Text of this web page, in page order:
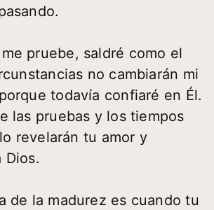
pruebe, saldré como el
no cambiarán mi
todavía confiaré en Él.
las pruebas y los tiempos
revelarán tu amor y
Dios.
de la madurez es cuando tu